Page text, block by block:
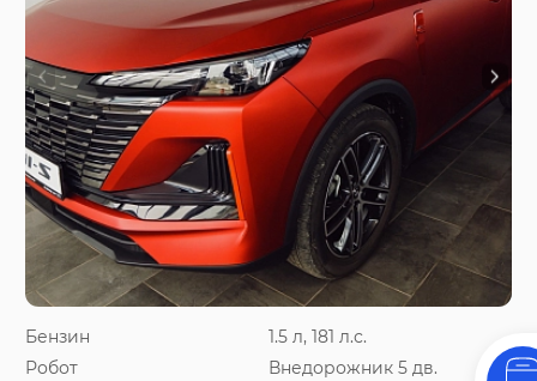
Бензин
1.5 л, 181 л.с.
Робот
Внедорожник 5 дв.